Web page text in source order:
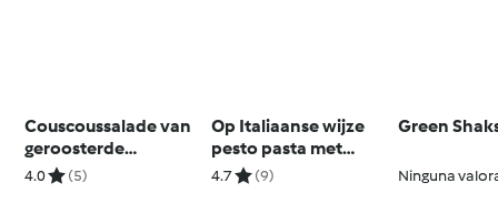
Couscoussalade van
geroosterde
Aubergine en Paprika
4.0 (5)
Op Italiaanse wijze
pesto pasta met
gekonfijte
4.7 (9)
Green
Ninguna